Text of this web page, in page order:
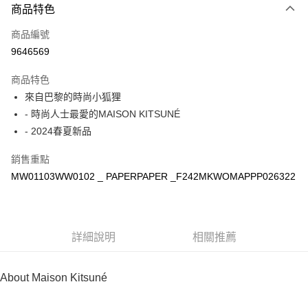
ATM付款
每筆NT$100，滿NT$3,000(含以上)免運費
付款後萊爾富取貨
每筆NT$100
付款後7-11取貨
每筆NT$100，滿NT$3,000(含以上)免運費
商品特色
商品編號
9646569
商品特色
來自巴黎的時尚小狐狸
- 時尚人士最愛的MAISON KITSUNÉ
- 2024春夏新品
銷售重點
MW01103WW0102 _ PAPERPAPER _F242MKWOMAPPP026322
詳細說明 相關推薦
About Maison Kitsuné